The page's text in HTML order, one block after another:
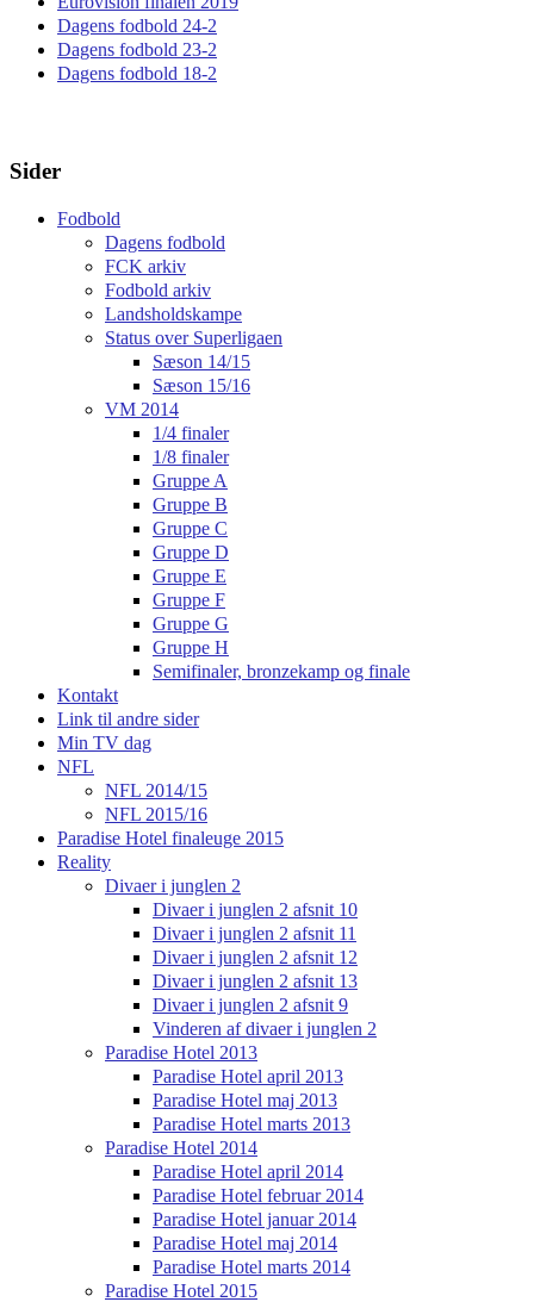
Dagens fodbold 24-2
Dagens fodbold 23-2
Dagens fodbold 18-2
Sider
Fodbold
Dagens fodbold
FCK arkiv
Fodbold arkiv
Landsholdskampe
Status over Superligaen
Sæson 14/15
Sæson 15/16
VM 2014
1/4 finaler
1/8 finaler
Gruppe A
Gruppe B
Gruppe C
Gruppe D
Gruppe E
Gruppe F
Gruppe G
Gruppe H
Semifinaler, bronzekamp og finale
Kontakt
Link til andre sider
Min TV dag
NFL
NFL 2014/15
NFL 2015/16
Paradise Hotel finaleuge 2015
Reality
Divaer i junglen 2
Divaer i junglen 2 afsnit 10
Divaer i junglen 2 afsnit 11
Divaer i junglen 2 afsnit 12
Divaer i junglen 2 afsnit 13
Divaer i junglen 2 afsnit 9
Vinderen af divaer i junglen 2
Paradise Hotel 2013
Paradise Hotel april 2013
Paradise Hotel maj 2013
Paradise Hotel marts 2013
Paradise Hotel 2014
Paradise Hotel april 2014
Paradise Hotel februar 2014
Paradise Hotel januar 2014
Paradise Hotel maj 2014
Paradise Hotel marts 2014
Paradise Hotel 2015